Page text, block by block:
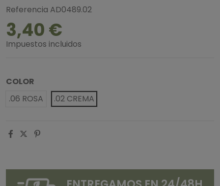
Referencia AD0489.02
3,40 €
Impuestos incluidos
COLOR
.06 ROSA
.02 CREMA